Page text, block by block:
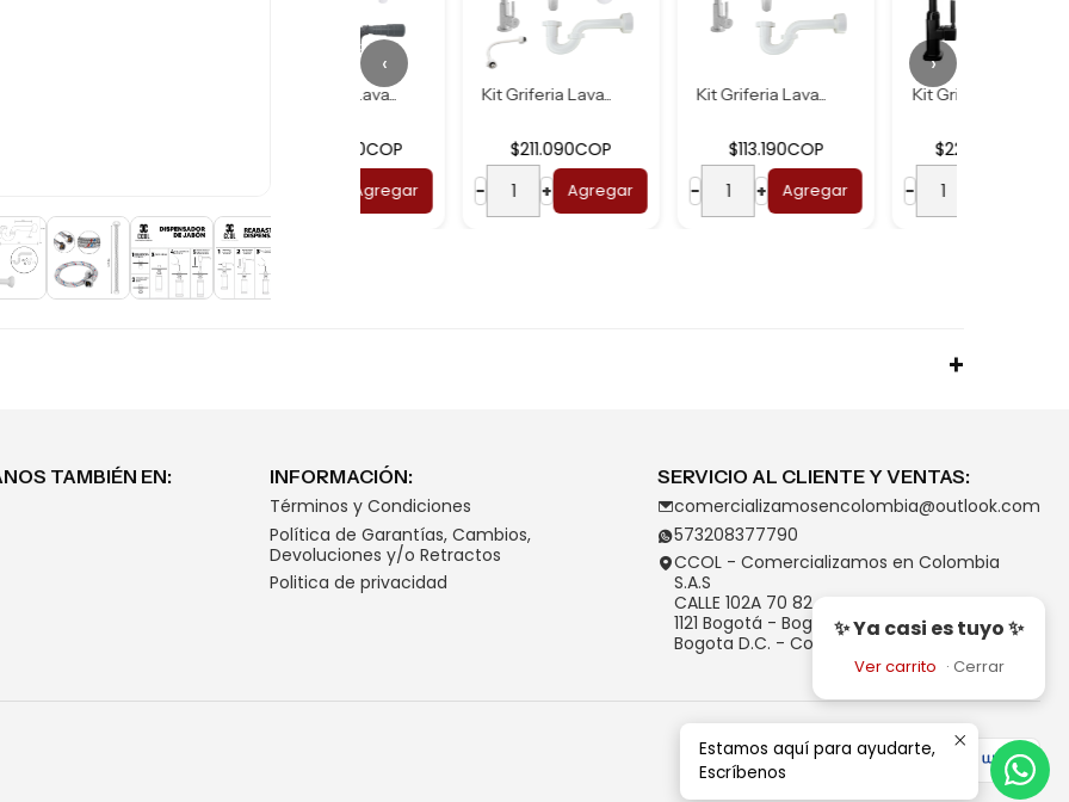
Kit Griferia Lava...
$211.090COP
−
Agregar
Kit Griferia Lava...
$113.190COP
−
Agregar
Kit Griferia Uso ...
$222.090COP
−
Agregar
‹ ›
✨ Ya casi es tuyo ✨
Ver carrito · Cerrar
TAMBIÉN EN:
INFORMACIÓN:
Términos y Condiciones
Política de Garantías, Cambios,
Devoluciones y/o Retractos
Politica de privacidad
SERVICIO AL CLIENTE Y VENTAS:
comercializamosencolombia@outlook.com
573208377790
CCOL - Comercializamos en Colombia
S.A.S
CALLE 102A 70 82
1121 Bogotá - Bogotá D.C.
Bogota D.C. - Colombia
Estamos aquí para ayudarte,
Escríbenos